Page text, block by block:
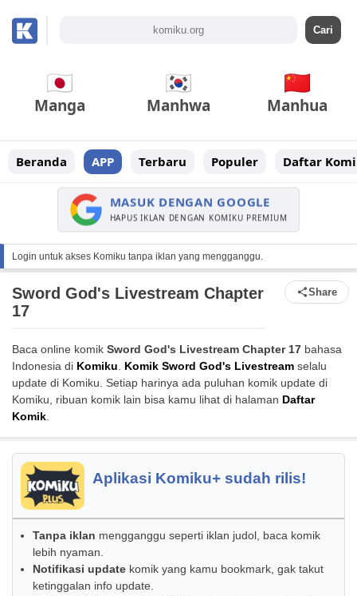
Manga Manhwa Manhua
Beranda APP Terbaru Populer Daftar
MASUK DENGAN GOOGLE
HAPUS IKLAN DENGAN KOMIKU PREMIUM
Login untuk akses Komiku tanpa iklan yang mengganggu.
Sword God's Livestream Chapter
17
Share
Baca online komik Sword God's Livestream Chapter 17 bahasa
Indonesia di Komiku. Komik Sword God's Livestream selalu
update di Komiku. Setiap harinya ada puluhan komik update di
Komiku, ribuan komik lain bisa kamu lihat di halaman Daftar
Komik.
Aplikasi Komiku+ sudah rilis!
Tanpa iklan mengganggu seperti iklan judol, baca komik
lebih nyaman.
Notifikasi update komik yang kamu bookmark, gak takut
ketinggalan info update.